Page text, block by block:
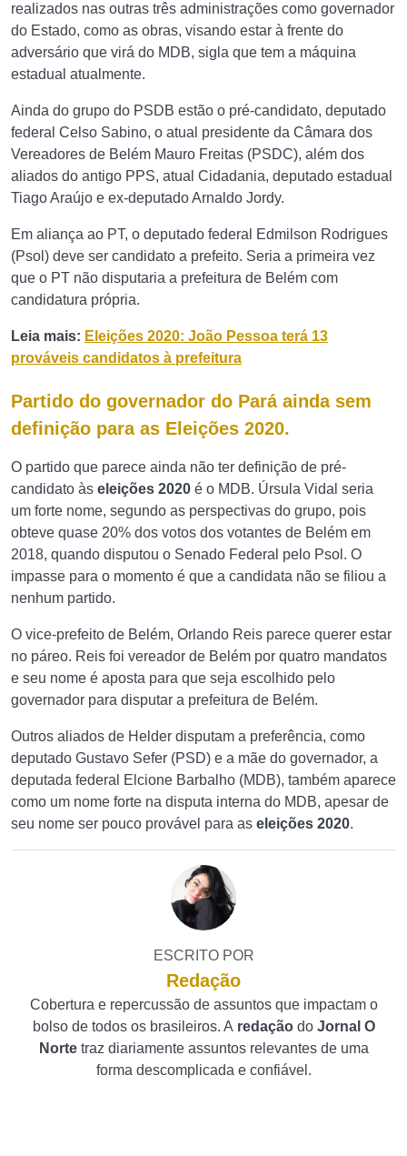
realizados nas outras três administrações como governador
do Estado, como as obras, visando estar à frente do
adversário que virá do MDB, sigla que tem a máquina
estadual atualmente.
Ainda do grupo do PSDB estão o pré-candidato, deputado
federal Celso Sabino, o atual presidente da Câmara dos
Vereadores de Belém Mauro Freitas (PSDC), além dos
aliados do antigo PPS, atual Cidadania, deputado estadual
Tiago Araújo e ex-deputado Arnaldo Jordy.
Em aliança ao PT, o deputado federal Edmilson Rodrigues
(Psol) deve ser candidato a prefeito. Seria a primeira vez
que o PT não disputaria a prefeitura de Belém com
candidatura própria.
Leia mais: Eleições 2020: João Pessoa terá 13
prováveis candidatos à prefeitura
Partido do governador do Pará ainda sem
definição para as Eleições 2020.
O partido que parece ainda não ter definição de pré-
candidato às eleições 2020 é o MDB. Úrsula Vidal seria
um forte nome, segundo as perspectivas do grupo, pois
obteve quase 20% dos votos dos votantes de Belém em
2018, quando disputou o Senado Federal pelo Psol. O
impasse para o momento é que a candidata não se filiou a
nenhum partido.
O vice-prefeito de Belém, Orlando Reis parece querer estar
no páreo. Reis foi vereador de Belém por quatro mandatos
e seu nome é aposta para que seja escolhido pelo
governador para disputar a prefeitura de Belém.
Outros aliados de Helder disputam a preferência, como
deputado Gustavo Sefer (PSD) e a mãe do governador, a
deputada federal Elcione Barbalho (MDB), também aparece
como um nome forte na disputa interna do MDB, apesar de
seu nome ser pouco provável para as eleições 2020.
ESCRITO POR
Redação
Cobertura e repercussão de assuntos que impactam o
bolso de todos os brasileiros. A redação do Jornal O
Norte traz diariamente assuntos relevantes de uma
forma descomplicada e confiável.